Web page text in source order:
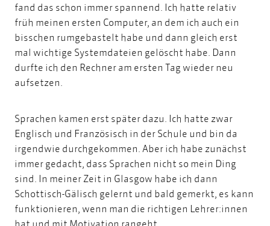
fand das schon immer spannend. Ich hatte relativ
früh meinen ersten Computer, an dem ich auch ein
bisschen rumgebastelt habe und dann gleich erst
mal wichtige Systemdateien gelöscht habe. Dann
durfte ich den Rechner am ersten Tag wieder neu
aufsetzen.
Sprachen kamen erst später dazu. Ich hatte zwar
Englisch und Französisch in der Schule und bin da
irgendwie durchgekommen. Aber ich habe zunächst
immer gedacht, dass Sprachen nicht so mein Ding
sind. In meiner Zeit in Glasgow habe ich dann
Schottisch-Gälisch gelernt und bald gemerkt, es kann
funktionieren, wenn man die richtigen Lehrer:innen
hat und mit Motivation rangeht.